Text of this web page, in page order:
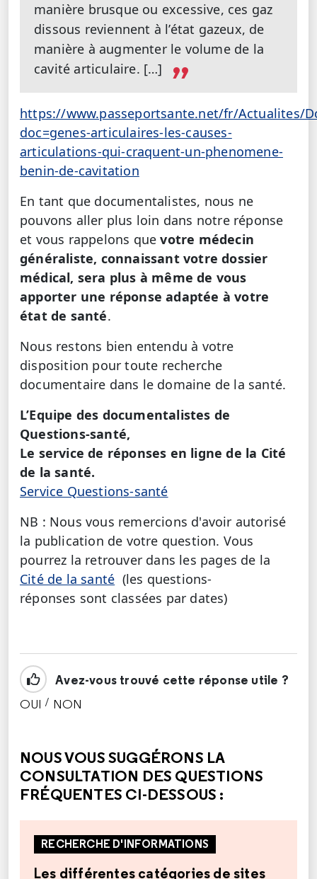
manière brusque ou excessive, ces gaz
dissous reviennent à l’état gazeux, de
manière à augmenter le volume de la
cavité articulaire. […]
https://www.passeportsante.net/fr/Actualites/
doc=genes-articulaires-les-causes-
articulations-qui-craquent-un-phenomene-
benin-de-cavitation
En tant que documentalistes, nous ne
pouvons aller plus loin dans notre réponse
et vous rappelons quevotre médecin
généraliste, connaissant votre dossier
médical, sera plus à même de vous
apporter une réponse adaptée à votre
état de santé.
Nous restons bien entendu à votre
disposition pour toute recherche
documentaire dans le domaine de la santé.
L’Equipe des documentalistes de
Questions-santé,
Le service de réponses en ligne de la Cité
de la santé.
Service Questions-santé
NB : Nous vous remercions d'avoir autorisé
la publication de votre question. Vous
pourrez la retrouver dans les pages de la
Cité de la santé (les questions-
réponses sont classées par dates)
Avez-vous trouvé cette réponse utile ?
OUI / NON
NOUS VOUS SUGGÉRONS LA
CONSULTATION DES QUESTIONS
FRÉQUENTES CI-DESSOUS :
RECHERCHE D'INFORMATIONS
Les différentes catégories de sites